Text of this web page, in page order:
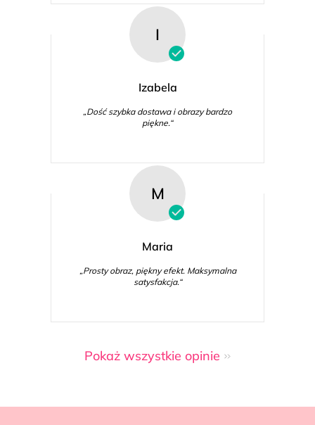
I
Izabela
„Dość szybka dostawa i obrazy bardzo
piękne.“
M
Maria
„Prosty obraz, piękny efekt. Maksymalna
satysfakcja.“
Pokaż wszystkie opinie